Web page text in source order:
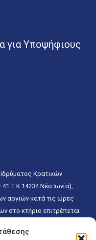
για Υποψήφιους
Κρατικών
T.K.14234 Νέα Ιωνία),
αργιών κατά τις ώρες
στο κτήριο επιτρέπεται
χρονικό ή άλλο